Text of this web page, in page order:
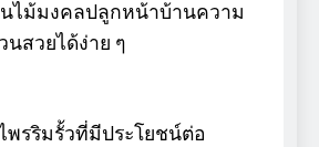
ไม้มงคลปลูกหน้าบ้านความ
สวยได้ง่าย ๆ
พรริมรั้วที่มีประโยชน์ต่อ